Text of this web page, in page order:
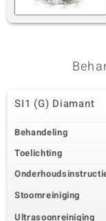
SI1 (G) Diamant
Behandeling
Toelichting
Stoomreiniging
Ultrasoonreiniging